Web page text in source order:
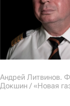
Андрей Литвинов.
Докшин / «Новая